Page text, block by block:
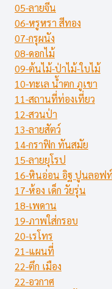
05-ลายจีน
06-หรูหรา สีทอง
07-กรุผนัง
08-ดอกไม้
09-ต้นไม้-ป่าไม้-ใบไม้
10-ทะเล น้ำตก ภูเขา
11-สถานที่ท่องเที่ยว
12-สวนป่า
13-ลายสัตว์
14-กราฟิก ทันสมัย
15-ลายยุโรป
16-หินอ่อน อิฐ ปูนลอฟ
17-ห้อง เด็ก วัยรุ่น
18-เพดาน
19-ภาพใส่กรอบ
20-เรโทร
21-แผนที่
22-ตึก เมือง
22-อวกาศ